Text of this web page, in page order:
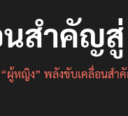
ำคัญสู่
“ผู้หญิง” พลังขับเคลื่อนสำคั